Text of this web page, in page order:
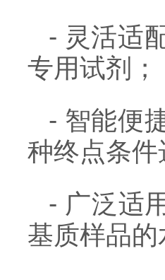
- 灵活适
专用试剂；
- 智能便
种终点条件
- 广泛适
基质样品的